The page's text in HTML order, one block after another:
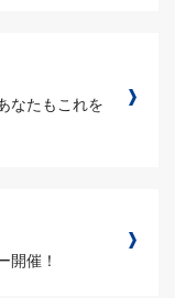
なたもこれを
開催！